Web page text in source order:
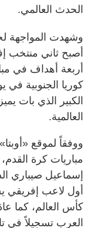
الحدث العالمي.
وشهدت المواجهة
أصبح ثاني منتخب
أربعة أهداف في
الكبير الذي بات
العالمية.
ووفقاً لموقع
مباريات كرة
إسماعيل صيباري
أول لاعب إفريقي
كأس العالم، كما
العرب تسجيلاً في